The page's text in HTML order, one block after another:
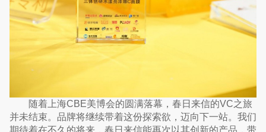
随着上海CBE美博会的圆满落幕，春日来信的VC之旅
并未结束。品牌将继续带着这份探索欲，迈向下一站。我们